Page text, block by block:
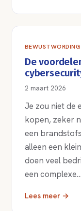
BEWUSTWORDING
De
2 maart 2026
Je zou niet de
kopen, zeker
een
alleen een
doen veel
een complexe…
Lees meer →